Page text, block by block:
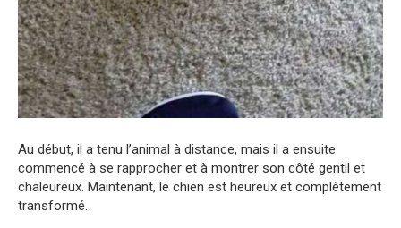
Au début, il a tenu l’animal à distance, mais il a ensuite
commencé à se rapprocher et à montrer son côté gentil et
chaleureux. Maintenant, le chien est heureux et complètement
transformé.